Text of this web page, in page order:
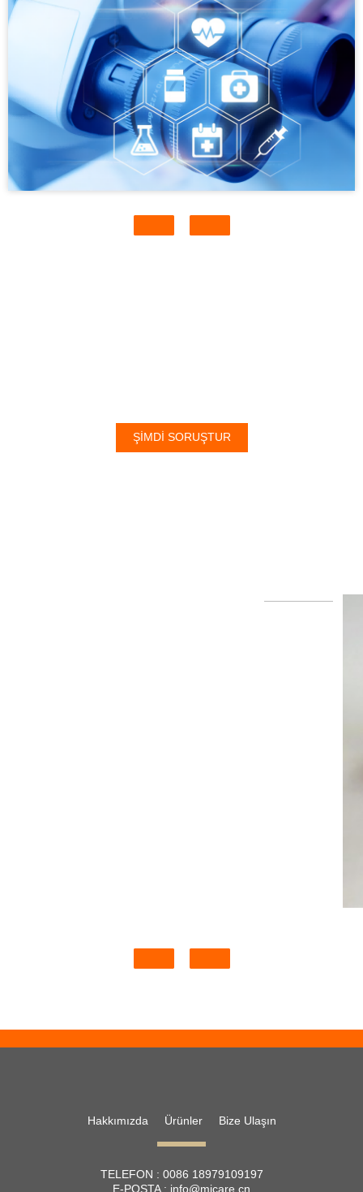
ŞİMDİ SORUŞTUR
Hakkımızda Ürünler Bize Ulaşın
TELEFON : 0086 18979109197
E-POSTA : info@micare.cn